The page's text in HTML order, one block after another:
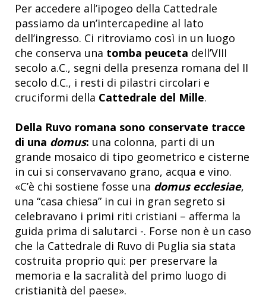
Per accedere all’ipogeo della Cattedrale
passiamo da un’intercapedine al lato
dell’ingresso. Ci ritroviamo così in un luogo
che conserva una tomba peuceta dell’VIII
secolo a.C., segni della presenza romana del II
secolo d.C., i resti di pilastri circolari e
cruciformi della Cattedrale del Mille.
Della Ruvo romana sono conservate tracce
di una domus: una colonna, parti di un
grande mosaico di tipo geometrico e cisterne
in cui si conservavano grano, acqua e vino.
«C’è chi sostiene fosse una domus ecclesiae,
una “casa chiesa” in cui in gran segreto si
celebravano i primi riti cristiani – afferma la
guida prima di salutarci -. Forse non è un caso
che la Cattedrale di Ruvo di Puglia sia stata
costruita proprio qui: per preservare la
memoria e la sacralità del primo luogo di
cristianità del paese».